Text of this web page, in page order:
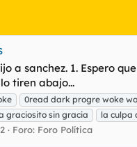
a sanchez. 1. Espero
tiren abajo...
0read dark progre woke
graciosito sin gracia la culpa
Foro: Foro Política